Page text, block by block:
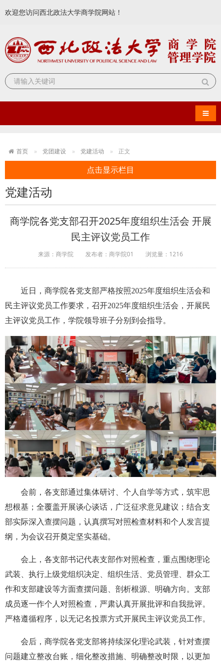
欢迎您访问西北政法大学商学院网站！
导航
首页 党团建设 党建活动 正文
点击显示栏目
党建活动
商学院各党支部召开2025年度组织生活会 开展
民主评议党员工作
来源：商学院 发布者：商学院01 浏览量： 1216
近日，商学院各党支部严格按照2025年度组织生活会和
民主评议党员工作要求，召开2025年度组织生活会，开展民
主评议党员工作，学院领导班子分别到会指导。
会前，各支部通过集体研讨、个人自学等方式，筑牢思
想根基；全覆盖开展谈心谈话，广泛征求意见建议；结合支
部实际深入查摆问题，认真撰写对照检查材料和个人发言提
纲，为会议召开奠定坚实基础。
会上，各支部书记代表支部作对照检查，重点围绕理论
武装、执行上级党组织决定、组织生活、党员管理、群众工
作和支部建设等方面查摆问题、剖析根源、明确方向。支部
成员逐一作个人对照检查，严肃认真开展批评和自我批评。
严格遵循程序，以无记名投票方式开展民主评议党员工作。
会后，商学院各党支部将持续深化理论武装，针对查摆
问题建立整改台账，细化整改措施、明确整改时限，以更加